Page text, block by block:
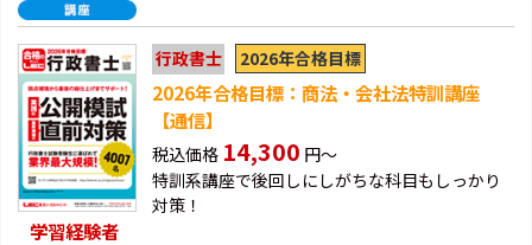
学習経験者
行政書士 2026年合格目標
2026年合格目標：商法・会社法特訓講座
【通信】
税込価格 14,300 円～
特訓系講座で後回しにしがちな科目もしっかり
対策！